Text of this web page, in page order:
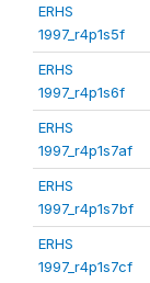
ERHS
1997_r4p1s5f
ERHS
1997_r4p1s6f
ERHS
1997_r4p1s7af
ERHS
1997_r4p1s7bf
ERHS
1997_r4p1s7cf